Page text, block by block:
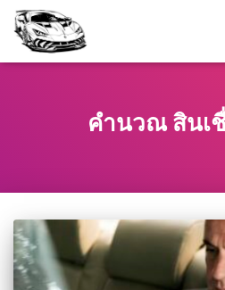
คํานวณ สินเ